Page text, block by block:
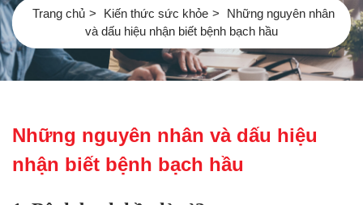
Trang chủ Kiến thức sức khỏe
Những nguyên nhân
và dấu hiệu nhận biết bệnh bạch hầu
Những nguyên nhân và dấu hiệu
nhận biết bệnh bạch hầu